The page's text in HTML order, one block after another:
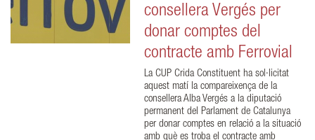
consellera Vergés per
donar comptes del
contracte amb Ferrovial
La CUP Crida Constituent ha sol·licitat
aquest matí la compareixença de la
consellera Alba Vergés a la diputació
permanent del Parlament de Catalunya
per donar comptes en relació a la situació
amb què es troba el contracte amb